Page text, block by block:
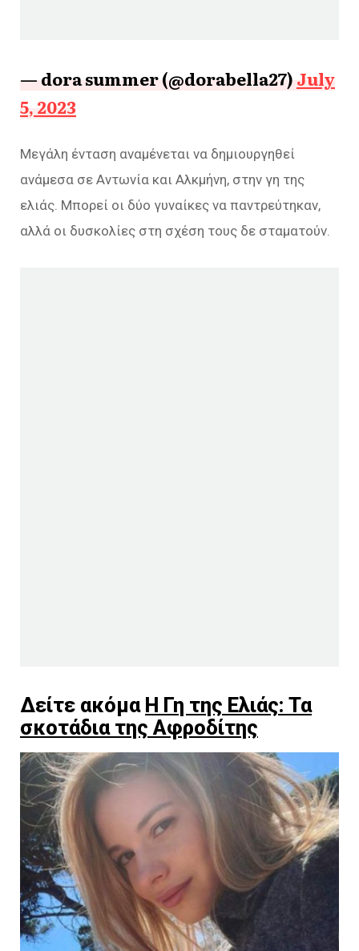
— dora summer (@dorabella27)July
5, 2023
Μεγάλη ένταση αναμένεται να δημιουργηθεί
ανάμεσα σε Αντωνία και Αλκμήνη, στην γη της
ελιάς. Μπορεί οι δύο γυναίκες να παντρεύτηκαν,
αλλά οι δυσκολίες στη σχέση τους δε σταματούν.
Δείτε ακόμα Η Γη της Ελιάς: Τα
σκοτάδια της Αφροδίτης